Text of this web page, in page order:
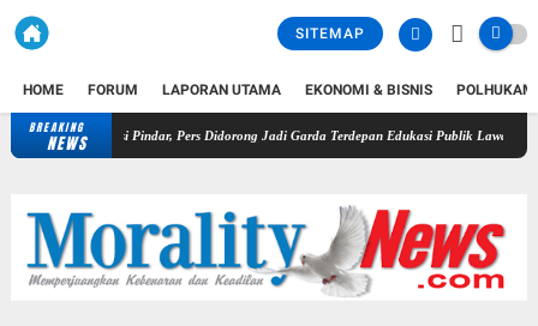
SITEMAP
HOME FORUM LAPORAN UTAMA EKONOMI & BISNIS POLHUKAM
BREAKING
NEWS
Literasi Pindar, Pers Didorong Jadi Garda Terdepan Edukasi Publik Lawan Pinjol Ilegal